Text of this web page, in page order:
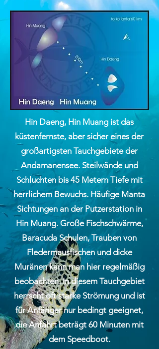
Hin Daeng, Hin Muang ist das
küstenfernste, aber sicher eines der
großartigsten Tauchgebiete der
Andamanensee. Steilwände und
Schluchten bis 45 Metern Tiefe mit
herrlichem Bewuchs. Häufige Manta
Sichtungen an der Putzerstation in
Hin Muang. Große Fischschwärme,
Baracuda Schulen, Trauben von
Fledermausfischen und dicke
Muränen kann man hier regelmäßig
beobachten. In diesem Tauchgebiet
herrscht oft starke Strömung und ist
für Anfänger nur bedingt geeignet,
die Anfahrt beträgt 60 Minuten mit
dem Speedboot.